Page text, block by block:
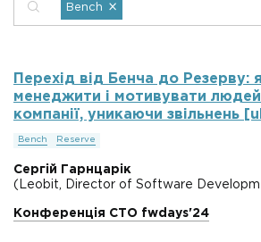
Bench ×
Перехід від Бенча до Резерву:
менеджити і мотивувати людей
компанії, уникаючи звільнень
Bench Reserve
Сергій Гарнцарік
(Leobit, Director of Software
Конференція CTO fwdays'24